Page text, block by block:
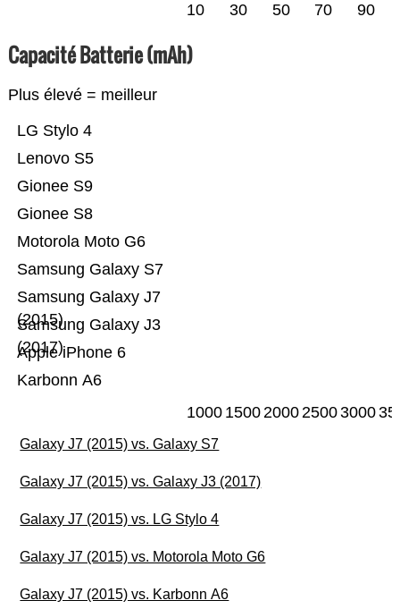
10 30 50 70 90
Capacité Batterie (mAh)
Plus élevé = meilleur
Karbonn A6
Apple iPhone 6
Samsung Galaxy J3
(2017)
Samsung Galaxy J7
(2015)
Samsung Galaxy S7
Motorola Moto G6
Gionee S8
Gionee S9
Lenovo S5
LG Stylo 4
1000 1500200025003000
Galaxy J7 (2015) vs. Galaxy S7
Galaxy J7 (2015) vs. Galaxy J3 (2017)
Galaxy J7 (2015) vs. LG Stylo 4
Galaxy J7 (2015) vs. Motorola Moto G6
Galaxy J7 (2015) vs. Karbonn A6